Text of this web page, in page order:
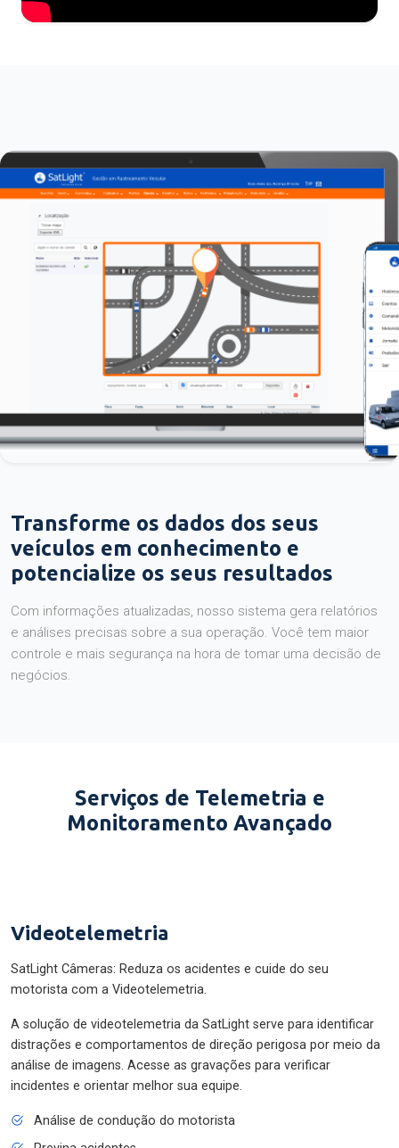
Transforme os dados dos seus
veículos em conhecimento e
potencialize os seus resultados
Com informações atualizadas, nosso sistema gera relatórios
e análises precisas sobre a sua operação. Você tem maior
controle e mais segurança na hora de tomar uma decisão de
negócios.
Serviços de Telemetria e
Monitoramento Avançado
Videotelemetria
SatLight Câmeras: Reduza os acidentes e cuide do seu
motorista com a Videotelemetria.
A solução de videotelemetria da SatLight serve para identificar
distrações e comportamentos de direção perigosa por meio da
análise de imagens. Acesse as gravações para verificar
incidentes e orientar melhor sua equipe.
Análise de condução do motorista